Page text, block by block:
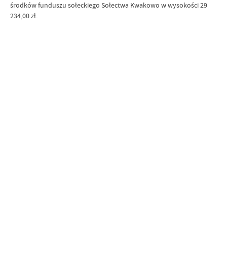
środków funduszu sołeckiego Sołectwa Kwakowo w wysokości 29
234,00 zł.